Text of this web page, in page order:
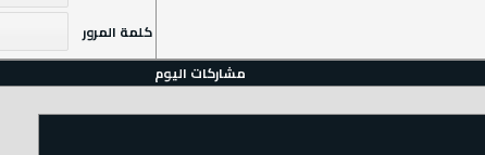
كلمة المرور
مشاركات اليوم